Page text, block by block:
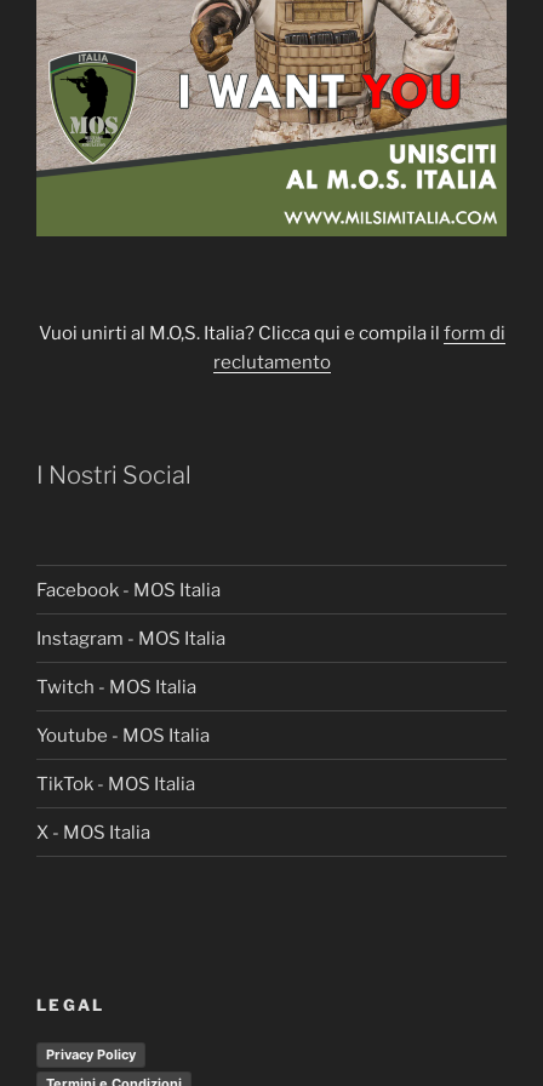
Vuoi unirti al M.O,S. Italia? Clicca qui e compila il form di
reclutamento
I Nostri Social
Facebook - MOS Italia
Instagram - MOS Italia
Twitch - MOS Italia
Youtube - MOS Italia
TikTok - MOS Italia
X - MOS Italia
LEGAL
Privacy Policy